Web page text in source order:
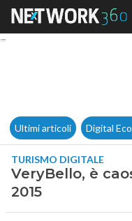
Ultimi articoli Digital
TURISMO DIGITALE
VeryBello, è
2015